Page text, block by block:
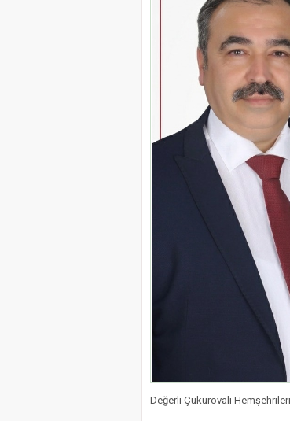
Değerli Çukurovalı